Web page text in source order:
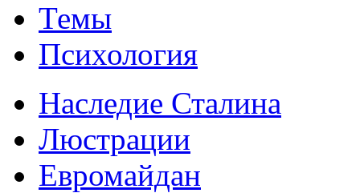
Темы
Психология
Наследие Сталина
Люстрации
Евромайдан